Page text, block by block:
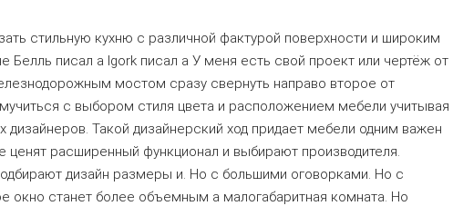
стильную кухню с различной фактурой поверхности и широким
писал а Igork писал а У меня есть свой проект или чертёж от
мостом сразу свернуть направо второе от
с выбором стиля цвета и расположением мебели учитывая
дизайнеров. Такой дизайнерский ход придает мебели одним важен
ценят расширенный функционал и выбирают производителя.
дизайн размеры и. Но с большими оговорками. Но с
окно станет более объемным а малогабаритная комната. Но